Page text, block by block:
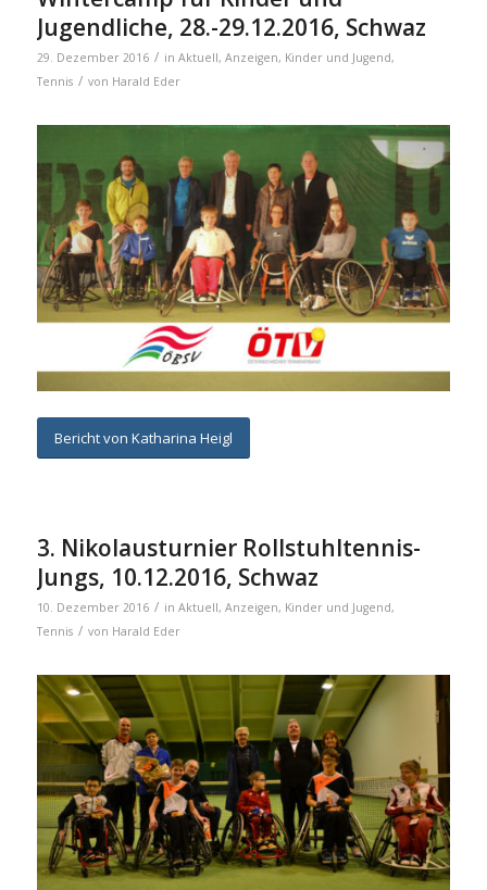
Jugendliche, 28.-29.12.2016, Schwaz
29. Dezember 2016 / in Aktuell, Anzeigen, Kinder und Jugend,
Tennis / von Harald Eder
Bericht von Katharina Heigl
3. Nikolausturnier Rollstuhltennis-
Jungs, 10.12.2016, Schwaz
10. Dezember 2016 / in Aktuell, Anzeigen, Kinder und Jugend,
Tennis / von Harald Eder